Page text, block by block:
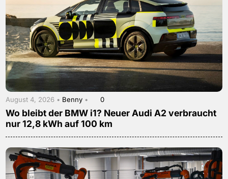
August 4, 2026 • Benny • 0
Wo bleibt der BMW i1? Neuer Audi A2 verbraucht
nur 12,8 kWh auf 100 km